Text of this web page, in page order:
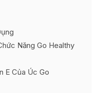
Năng Go Healthy
E Của Úc Go